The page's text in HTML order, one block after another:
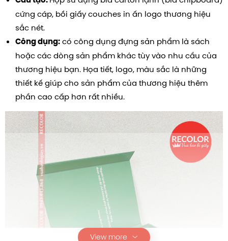
cứng cáp, bồi giấy couches in ấn logo thương hiệu
sắc nét.
Công dụng: có công dụng đựng sản phẩm là sách
hoặc các dòng sản phẩm khác tùy vào nhu cầu của
thương hiệu bạn. Họa tiết, logo, màu sắc là những
thiết kế giúp cho sản phẩm của thương hiệu thêm
phần cao cấp hơn rất nhiều.
View more